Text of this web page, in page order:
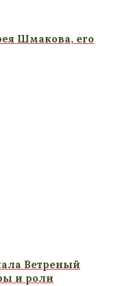
Шмакова, его
Ветреный
и роли